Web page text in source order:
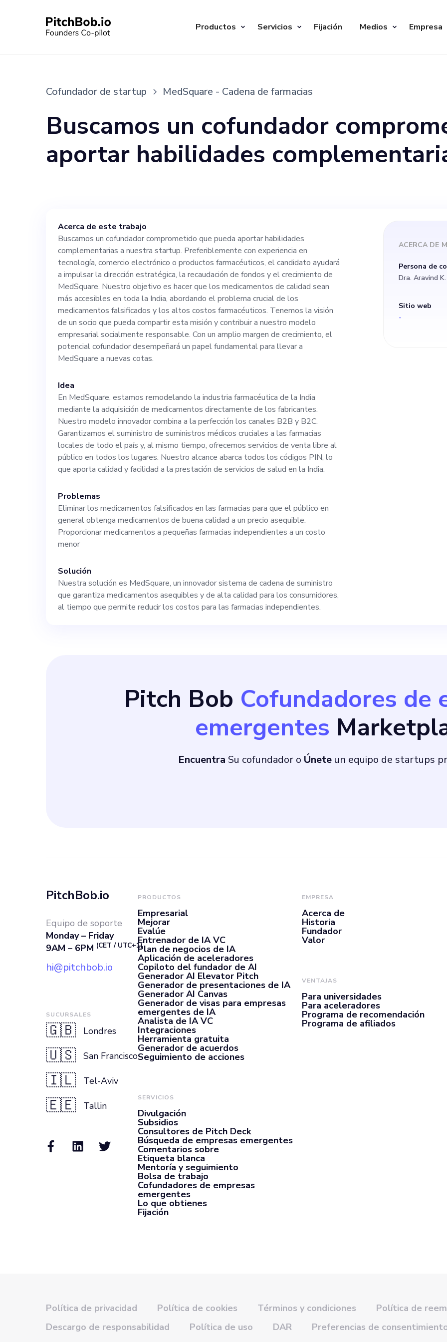
Productos Servicios Fijación Medios Empresa
Cofundador de startup MedSquare - Cadena de farmacias
Buscamos un cofundador
aportar habilidades
farmacéuticos, el candidato
dirección estratégica, la
crecimiento de MedSquare.
hacer que los medicamentos de
accesibles en toda la India,
crucial de los medicamentos
costos farmacéuticos. Tenemos la
socio que pueda compartir esta
a nuestro modelo empresarial
responsable. Con un amplio margen
crecimiento, el potencial
un papel fundamental para llevar a
nuevas cotas.
Acerca de este trabajo
Buscamos un cofundador comprometido que pueda aportar habilidades
complementarias a nuestra startup. Preferiblemente con experiencia en
tecnología, comercio electrónico o productos farmacéuticos, el candidato ayudará
a impulsar la dirección estratégica, la recaudación de fondos y el crecimiento de
MedSquare. Nuestro objetivo es hacer que los medicamentos de calidad sean
más accesibles en toda la India, abordando el problema crucial de los
medicamentos falsificados y los altos costos farmacéuticos. Tenemos la visión
de un socio que pueda compartir esta misión y contribuir a nuestro modelo
empresarial socialmente responsable. Con un amplio margen de crecimiento, el
potencial cofundador desempeñará un papel fundamental para llevar a
MedSquare a nuevas cotas.
Idea
En MedSquare, estamos remodelando la industria farmacéutica de la India
mediante la adquisición de medicamentos directamente de los fabricantes.
Nuestro modelo innovador combina a la perfección los canales B2B y B2C.
Garantizamos el suministro de suministros médicos cruciales a las farmacias
locales de todo el país y, al mismo tiempo, ofrecemos servicios de venta libre al
público en todos los lugares. Nuestro alcance abarca todos los códigos PIN, lo
que aporta calidad y facilidad a la prestación de servicios de salud en la India.
Problemas
Eliminar los medicamentos falsificados en las farmacias para que el público en
general obtenga medicamentos de buena calidad a un precio asequible.
Proporcionar medicamentos a pequeñas farmacias independientes a un costo
menor
Solución
Nuestra solución es MedSquare, un innovador sistema de cadena de suministro
que garantiza medicamentos asequibles y de alta calidad para los consumidores,
al tiempo que permite reducir los costos para las farmacias independientes.
ACERCA DE
Persona de
Dra. Aravind K.
Sitio web
-
Pitch Bob Cofundadores de
emergentes
Encuentra Su cofundador o Úneteun equipo de startups
PitchBob.io
Equipo de soporte
Monday – Friday
9AM – 6PM (CET / UTC+1)
hi@pitchbob.io
SUCURSALES
🇬🇧 Londres
🇺🇸 San Francisco
🇮🇱 Tel-Aviv
🇪🇪 Tallin
PRODUCTOS
Empresarial
Mejorar
Evalúe
Entrenador de IA VC
Plan de negocios de IA
Aplicación de aceleradores
Copiloto del fundador de AI
Generador AI Elevator Pitch
Generador de presentaciones de IA
Generador AI Canvas
Generador de visas para empresas
emergentes de IA
Analista de IA VC
Integraciones
Herramienta gratuita
Generador de acuerdos
Seguimiento de acciones
SERVICIOS
Divulgación
Subsidios
Consultores de Pitch Deck
Búsqueda de empresas emergentes
Comentarios sobre
Etiqueta blanca
Mentoría y seguimiento
Bolsa de trabajo
Cofundadores de empresas
emergentes
Lo que obtienes
Fijación
EMPRESA
Acerca de
Historia
Fundador
Valor
VENTAJAS
Para universidades
Para aceleradores
Programa de recomendación
Programa de afiliados
Política de privacidad Política de cookies Términos y condiciones
Política de
Descargo de responsabilidad
Política de uso DAR Preferencias de